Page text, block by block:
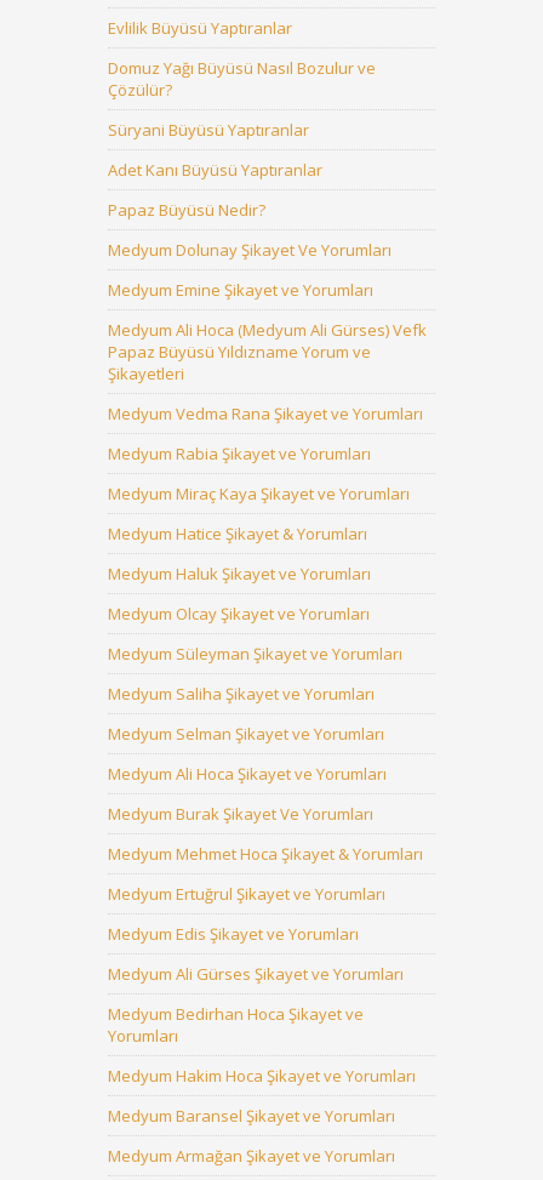
Evlilik Büyüsü Yaptıranlar
Domuz Yağı Büyüsü Nasıl Bozulur ve
Çözülür?
Süryani Büyüsü Yaptıranlar
Adet Kanı Büyüsü Yaptıranlar
Papaz Büyüsü Nedir?
Medyum Dolunay Şikayet Ve Yorumları
Medyum Emine Şikayet ve Yorumları
Medyum Ali Hoca (Medyum Ali Gürses) Vefk
Papaz Büyüsü Yıldızname Yorum ve
Şikayetleri
Medyum Vedma Rana Şikayet ve Yorumları
Medyum Rabia Şikayet ve Yorumları
Medyum Miraç Kaya Şikayet ve Yorumları
Medyum Hatice Şikayet & Yorumları
Medyum Haluk Şikayet ve Yorumları
Medyum Olcay Şikayet ve Yorumları
Medyum Süleyman Şikayet ve Yorumları
Medyum Saliha Şikayet ve Yorumları
Medyum Selman Şikayet ve Yorumları
Medyum Ali Hoca Şikayet ve Yorumları
Medyum Burak Şikayet Ve Yorumları
Medyum Mehmet Hoca Şikayet & Yorumları
Medyum Ertuğrul Şikayet ve Yorumları
Medyum Edis Şikayet ve Yorumları
Medyum Ali Gürses Şikayet ve Yorumları
Medyum Bedirhan Hoca Şikayet ve
Yorumları
Medyum Hakim Hoca Şikayet ve Yorumları
Medyum Baransel Şikayet ve Yorumları
Medyum Armağan Şikayet ve Yorumları